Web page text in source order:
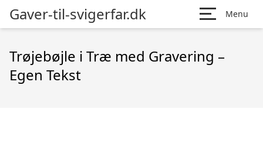
Gaver-til-svigerfar.dk Menu
Trøjebøjle i Træ med Gravering –
Egen Tekst